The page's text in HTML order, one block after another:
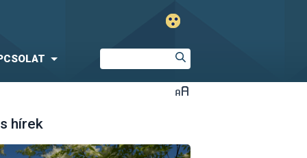
hírek